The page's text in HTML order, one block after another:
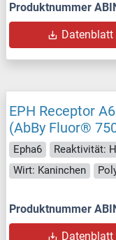
Produktnummer
Datenblatt
EPH Receptor
(AbBy Fluor®
Epha6 Reaktivität:
Wirt: Kaninchen
Produktnummer
Datenblatt